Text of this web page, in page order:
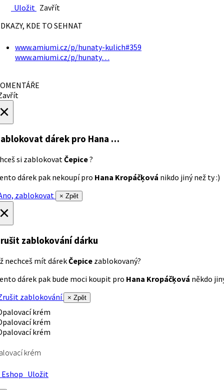
Uložit Zavřít
KDE TO SEHNAT
www.amiumi.cz/p/hunaty-kulich#359
www.amiumi.cz/p/hunaty…
dárek pro Hana …
si zablokovatČepice?
dárek pak nekoupí pro Hana Kropáčķová nikdo jiný než ty :)
zablokovat
× Zpět
zablokování dárku
nechceš mít dárekČepice zablokovaný?
dárek pak bude moci koupit pro Hana Kropáčķová někdo
zablokování
× Zpět
krém
Uložit